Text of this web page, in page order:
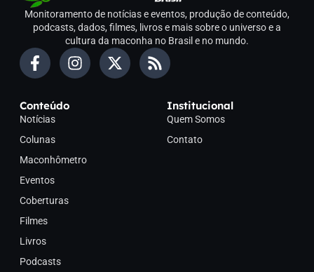
Monitoramento de notícias e eventos, produção de conteúdo,
podcasts, dados, filmes, livros e mais sobre o universo e a
cultura da maconha no Brasil e no mundo.
Conteúdo
Notícias
Colunas
Maconhômetro
Eventos
Coberturas
Filmes
Livros
Podcasts
Institucional
Quem Somos
Contato